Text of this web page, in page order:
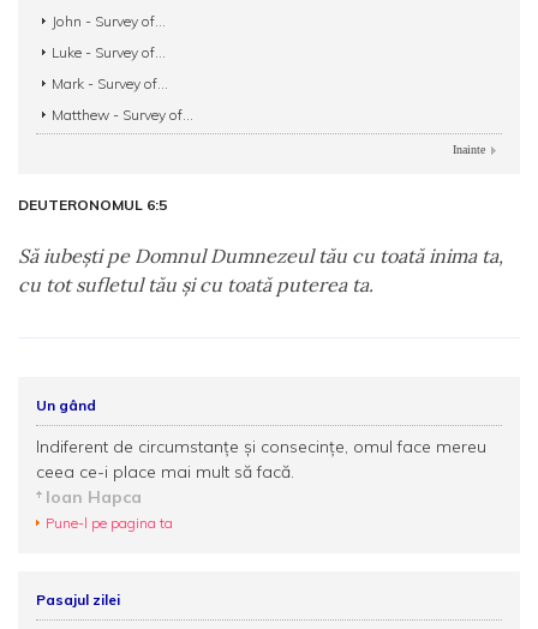
John - Survey of...
Luke - Survey of...
Mark - Survey of...
Matthew - Survey of...
Inainte
DEUTERONOMUL 6:5
Să iubeşti pe Domnul Dumnezeul tău cu toată inima ta,
cu tot sufletul tău şi cu toată puterea ta.
Un gând
Indiferent de circumstanțe și consecințe, omul face mereu
ceea ce-i place mai mult să facă.
Ioan Hapca
Pune-l pe pagina ta
Pasajul zilei